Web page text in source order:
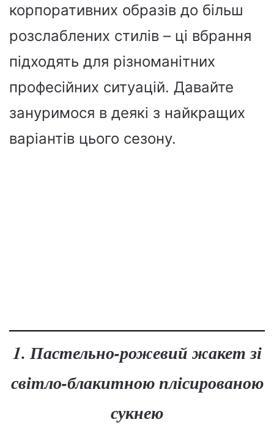
корпоративних образів до більш
розслаблених стилів – ці вбрання
підходять для різноманітних
професійних ситуацій. Давайте
зануримося в деякі з найкращих
варіантів цього сезону.
1. Пастельно-рожевий жакет зі
світло-блакитною плісированою
сукнею